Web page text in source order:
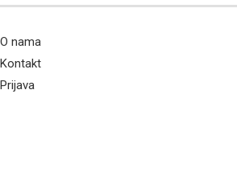
O nama
Kontakt
Prijava